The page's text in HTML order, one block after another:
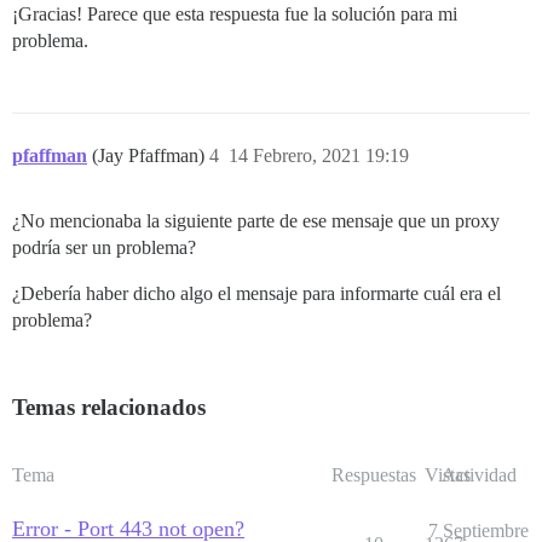
¡Gracias! Parece que esta respuesta fue la solución para mi
problema.
pfaffman (Jay Pfaffman) 14 Febrero, 2021 19:19
4
¿No mencionaba la siguiente parte de ese mensaje que un proxy
podría ser un problema?
¿Debería haber dicho algo el mensaje para informarte cuál era el
problema?
Temas relacionados
Tema Respuestas Vistas
Actividad
Error - Port 443 not open? 7 Septiembre